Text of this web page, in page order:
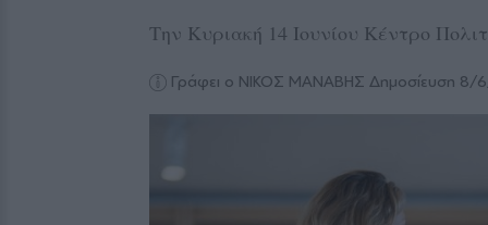
Την Κυριακή 14 Ιουνίου Κέντρο
Γράφει ο ΝΙΚΟΣ ΜΑΝΑΒΗΣ Δημοσίευση 8/